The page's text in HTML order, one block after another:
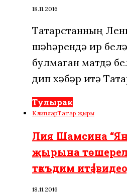
18.11.2016
Татарстанның
шәһәрендә ир
булмаган матдә
дип хәбәр итә
Тулырак
КлипларТатар җыры
Лия Шамсина
җырына
тәкъдим итә
18.11.2016